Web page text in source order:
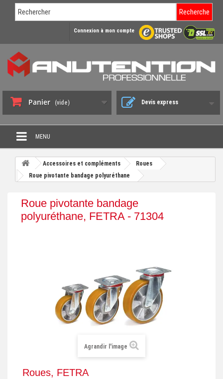
Recherche
Connexion à mon compte
Panier (vide) Devis express
MENU
PROMO DÉSTOCKAGE
CHARIOT DE MANUTENTION
BENNE BASCULANTE
GERBEUR ET CRIC INDUSTRIEL
ACCESSOIRES ET COMPLÉMENTS
Accessoires et compléments
Roues
Roue pivotante bandage polyuréthane
Roue pivotante bandage
polyuréthane, FETRA - 71304
Agrandir l'image
Roues, FETRA